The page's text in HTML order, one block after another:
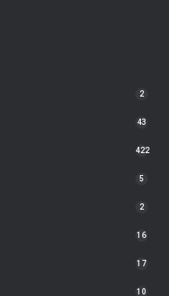
2
43
422
5
2
16
17
10